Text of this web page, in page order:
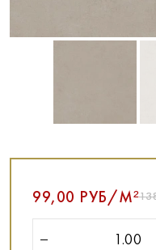
99,00 РУБ/М²